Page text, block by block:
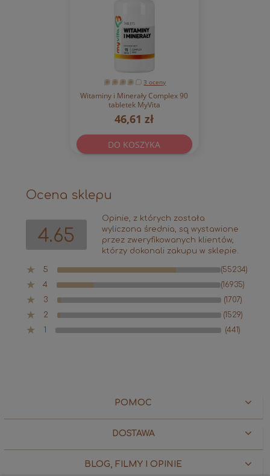
3 oceny
Witaminy i Minerały Complex 90
tabletek MyVita
46,61 zł
DO KOSZYKA
Ocena sklepu
4.65
Opinie, z których została
wyliczona średnia, są wystawione
przez zweryfikowanych klientów,
którzy dokonali zakupu w sklepie.
5
(55234)
4
(16935)
3
(1707)
2
(1529)
1
(441)
POMOC
DOSTAWA
BLOG, FILMY I OPINIE